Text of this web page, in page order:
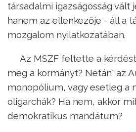
társadalmi igazságosság vált
hanem az ellenkezője - áll a
mozgalom nyilatkozatában.
Az MSZF feltette a
meg a kormányt? Netán' az
monopólium, vagy esetleg a
oligarchák? Ha nem, akkor
demokratikus mandátum?